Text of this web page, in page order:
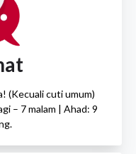
(Kecuali cuti umum)
– 7 malam | Ahad: 9